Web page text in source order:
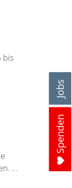
bis
...
Spenden
Jobs